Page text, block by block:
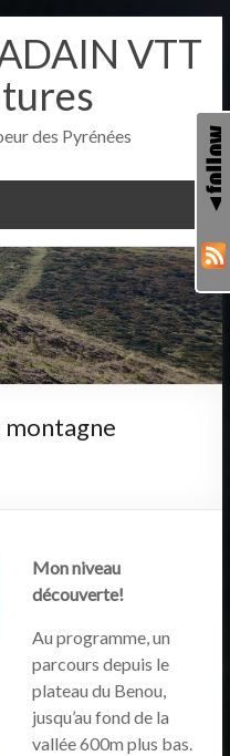
VTT
des Pyrénées
montagne
Mon niveau
découverte!
Au programme, un
parcours depuis le
plateau du Benou,
jusqu’au fond de la
vallée 600m plus bas.